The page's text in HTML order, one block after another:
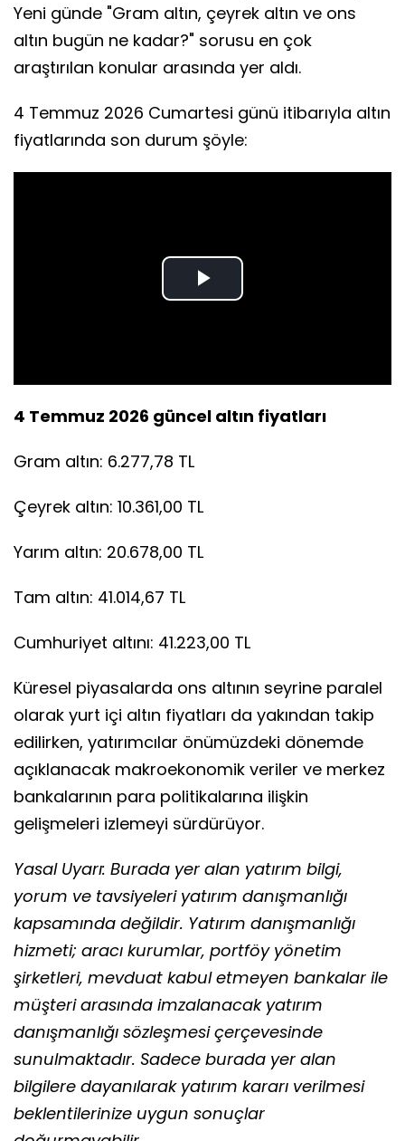
Yeni günde "Gram altın, çeyrek altın ve ons
altın bugün ne kadar?" sorusu en çok
araştırılan konular arasında yer aldı.
4 Temmuz 2026 Cumartesi günü itibarıyla altın
fiyatlarında son durum şöyle:
Play
4 Temmuz 2026 güncel altın fiyatları
Gram altın: 6.277,78 TL
Çeyrek altın: 10.361,00 TL
Yarım altın: 20.678,00 TL
Tam altın: 41.014,67 TL
Cumhuriyet altını: 41.223,00 TL
Küresel piyasalarda ons altının seyrine paralel
olarak yurt içi altın fiyatları da yakından takip
edilirken, yatırımcılar önümüzdeki dönemde
açıklanacak makroekonomik veriler ve merkez
bankalarının para politikalarına ilişkin
gelişmeleri izlemeyi sürdürüyor.
Yasal Uyarı: Burada yer alan yatırım bilgi,
yorum ve tavsiyeleri yatırım danışmanlığı
kapsamında değildir. Yatırım danışmanlığı
hizmeti; aracı kurumlar, portföy yönetim
şirketleri, mevduat kabul etmeyen bankalar ile
müşteri arasında imzalanacak yatırım
danışmanlığı sözleşmesi çerçevesinde
sunulmaktadır. Sadece burada yer alan
bilgilere dayanılarak yatırım kararı verilmesi
beklentilerinize uygun sonuçlar